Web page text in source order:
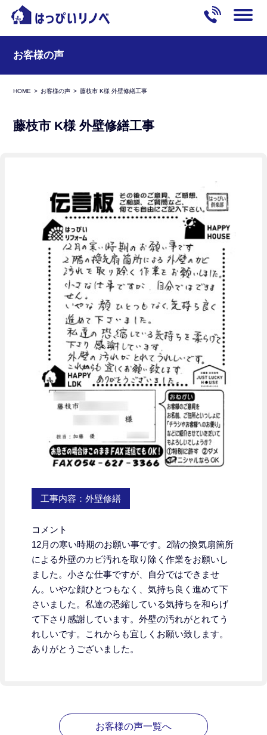
お客様の声
HOME お客様の声 藤枝市 K様 外壁修繕工事
藤枝市 K様 外壁修繕工事
工事内容：外壁修繕
コメント
12月の寒い時期のお願い事です。2階の換気扇箇所
による外壁のカビ汚れを取り除く作業をお願いし
ました。小さな仕事ですが、自分ではできませ
ん。いやな顔ひとつもなく、気持ち良く進めて下
さいました。私達の恐縮している気持ちを和らげ
て下さり感謝しています。外壁の汚れがとれてう
れしいです。これからも宜しくお願い致します。
ありがとうございました。
お客様の声一覧へ